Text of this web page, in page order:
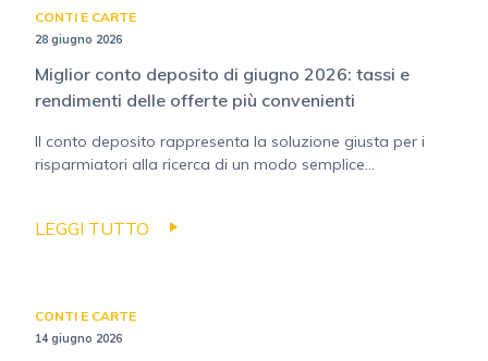
CONTI E CARTE
28 giugno 2026
Miglior conto deposito di giugno 2026: tassi e
rendimenti delle offerte più convenienti
Il conto deposito rappresenta la soluzione giusta per i
risparmiatori alla ricerca di un modo semplice...
LEGGI TUTTO
CONTI E CARTE
14 giugno 2026